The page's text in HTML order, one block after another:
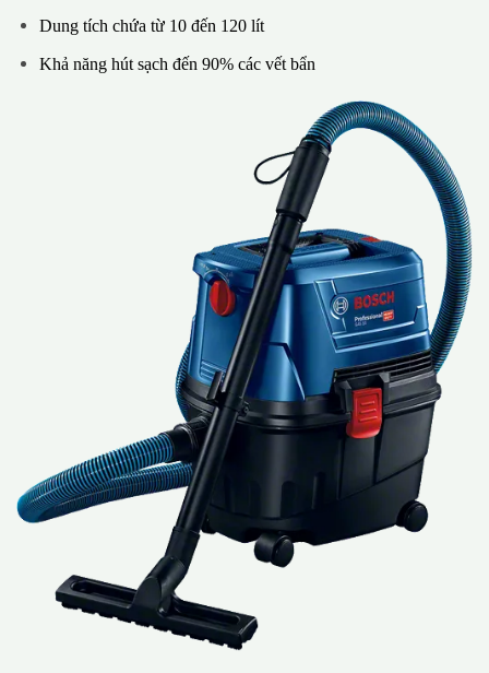
Dung tích chứa từ 10 đến 120 lít
Khả năng hút sạch đến 90% các vết bẩn